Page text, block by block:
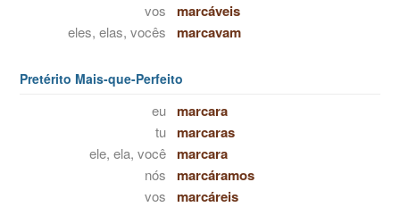
vos marcáveis
eles, elas, vocês marcavam
Pretérito Mais-que-Perfeito
eu marcara
tu marcaras
ele, ela, você marcara
nós marcáramos
vos marcáreis